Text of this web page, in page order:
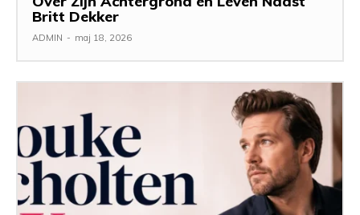
Britt Dekker
ADMIN - maj 18, 2026